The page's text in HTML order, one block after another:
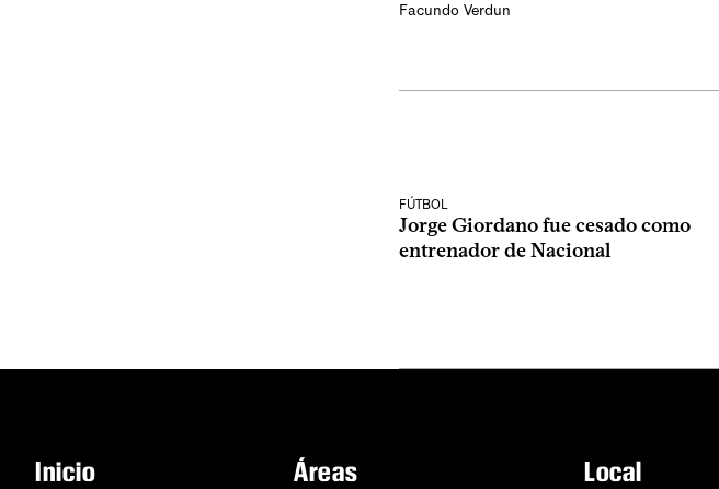
Facundo Verdun
FÚTBOL
Jorge Giordano fue cesado como
entrenador de Nacional
Inicio Áreas Local